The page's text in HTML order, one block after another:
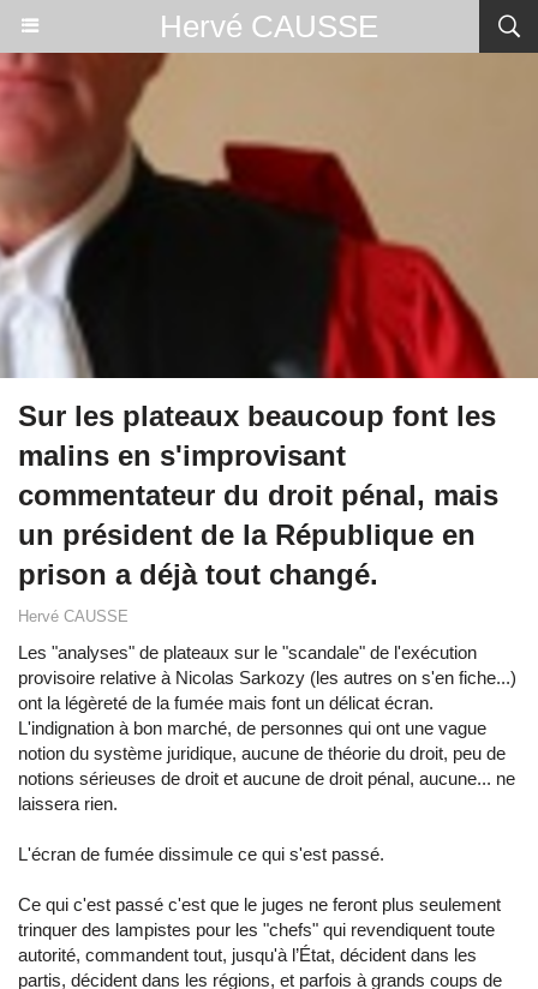
Hervé CAUSSE
Sur les plateaux beaucoup font les
malins en s'improvisant
commentateur du droit pénal, mais
un président de la République en
prison a déjà tout changé.
Hervé CAUSSE
Les "analyses" de plateaux sur le "scandale" de l'exécution
provisoire relative à Nicolas Sarkozy (les autres on s'en fiche...)
ont la légèreté de la fumée mais font un délicat écran.
L'indignation à bon marché, de personnes qui ont une vague
notion du système juridique, aucune de théorie du droit, peu de
notions sérieuses de droit et aucune de droit pénal, aucune... ne
laissera rien.
L'écran de fumée dissimule ce qui s'est passé.
Ce qui c'est passé c'est que le juges ne feront plus seulement
trinquer des lampistes pour les "chefs" qui revendiquent toute
autorité, commandent tout, jusqu'à l’État, décident dans les
partis, décident dans les régions, et parfois à grands coups de